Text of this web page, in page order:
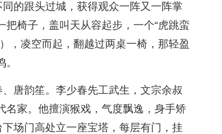
的跟头过城，获得观众一阵又一阵掌
椅子，盖叫天从容起步，一个“虎跳蛮
，凌空而起，翻越过两桌一椅，那轻盈
唐韵笙。李少春先工武生，文宗余叔
家。他擅演猴戏，气度飘逸，身手矫
场门高处立一座宝塔，每层有门，挂